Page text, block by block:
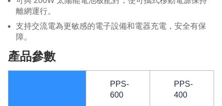
離網運行。
支持交流電為更敏感的電子設備和電器充電，安全有保
障。
產品參數
PPS-
600
PPS-
400